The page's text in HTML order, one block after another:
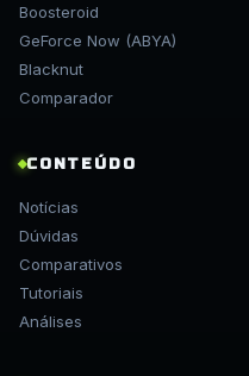
Boosteroid
GeForce Now (ABYA)
Blacknut
Comparador
CONTEÚDO
Notícias
Dúvidas
Comparativos
Tutoriais
Análises